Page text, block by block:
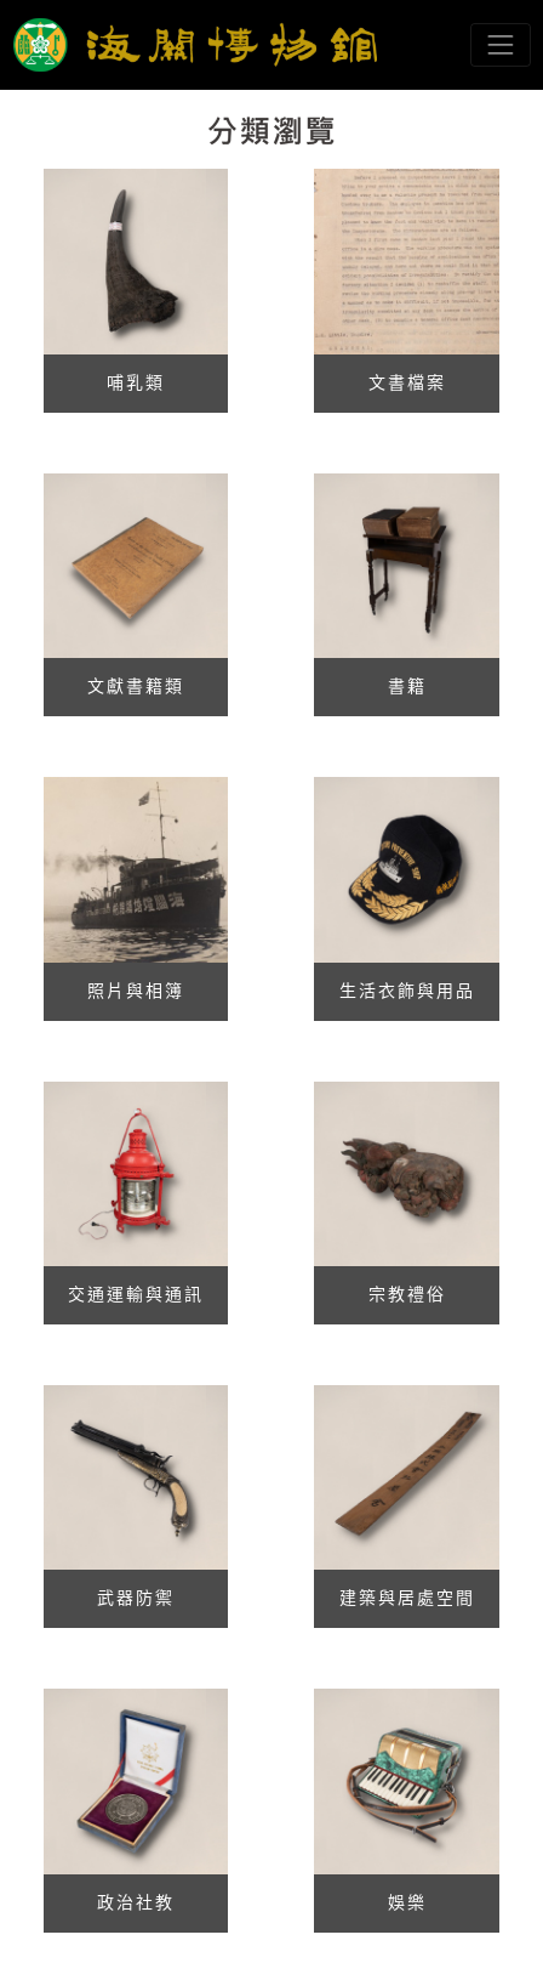
海關博物館
網頁導覽
哺乳類 文書檔案
文獻書籍類 書籍
照片與相簿 生活衣飾與用品
交通運輸與通訊 宗教禮俗
武器防禦 建築與居處空間
政治社教 娛樂